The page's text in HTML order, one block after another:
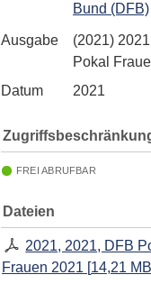
Bund (DFB)
Ausgabe
(2021)
Pokal
Datum
2021
FREI ABRUFBAR
Dateien
2021, 2021, DFB
Frauen 2021 [14,21 MB